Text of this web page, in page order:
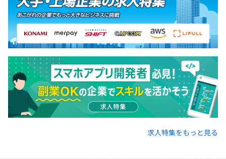
求人特集をもっと見る